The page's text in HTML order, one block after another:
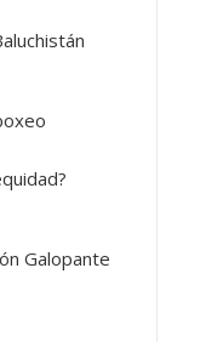
Galopante